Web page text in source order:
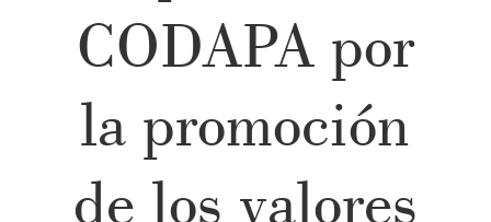
CODAPA por
la promoción
de los valores